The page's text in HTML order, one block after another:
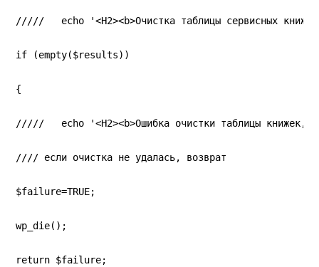
/////   echo '<H2><b>Очистка таблицы сервисных
if (empty($results))
{
/////   echo '<H2><b>Ошибка очистки таблицы книжек,
//// если очистка не удалась, возврат
$failure=TRUE;
wp_die();
return $failure;